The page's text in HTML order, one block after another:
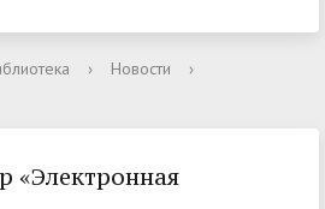
› Новости
›
«Электронная